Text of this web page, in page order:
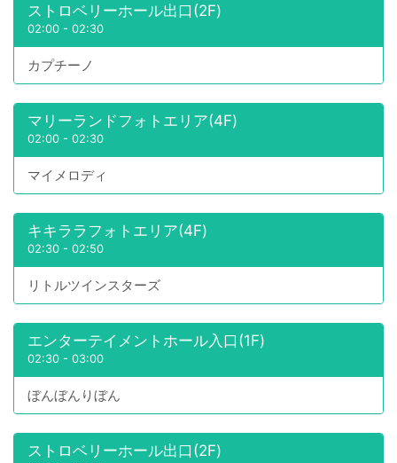
ストロベリーホール出口(2F)
02:00 - 02:30
カプチーノ
マリーランドフォトエリア(4F)
02:00 - 02:30
マイメロディ
キキララフォトエリア(4F)
02:30 - 02:50
リトルツインスターズ
エンターテイメントホール入口(1F)
02:30 - 03:00
ぼんぼんりぼん
ストロベリーホール出口(2F)